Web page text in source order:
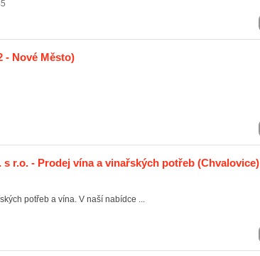
- Nové Město)
s r.o. - Prodej vína a vinařských potřeb (Chvalovice)
potřeb a vína. V naší nabídce ...